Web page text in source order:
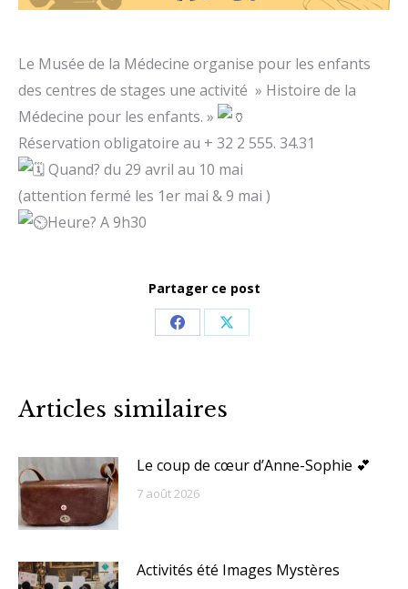
Le Musée de la Médecine organise pour les enfants
des centres de stages une activité » Histoire de la
Médecine pour les enfants. »
Réservation obligatoire au + 32 2 555. 34.31
Quand? du 29 avril au 10 mai
(attention fermé les 1er mai & 9 mai )
Heure? A 9h30
Partager ce post
Share Share
Articles similaires
Le coup de cœur d’Anne-Sophie 💕
7 août 2026
Activités été Images Mystères